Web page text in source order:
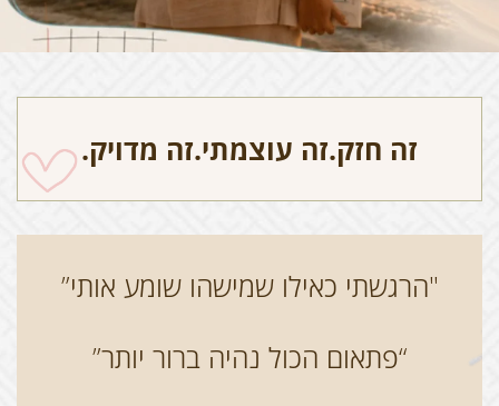
זה חזק.זה עוצמתי.זה מדויק.
"הרגשתי כאילו שמישהו שומע אותי”
“פתאום הכול נהיה ברור יותר”